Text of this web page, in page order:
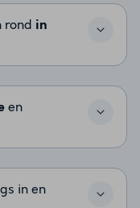
rond in
en
in en